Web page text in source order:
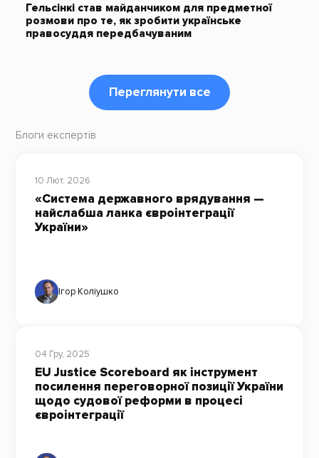
Гельсінкі став майданчиком для предметної
розмови про те, як зробити українське
правосуддя передбачуваним
Переглянути все
Блоги експертів
10 Лют, 2026
«Система державного врядування —
найслабша ланка євроінтеграції
України»
Ігор Коліушко
04 Гру, 2025
EU Justice Scoreboard як інструмент
посилення переговорної позиції України
щодо судової реформи в процесі
євроінтеграції